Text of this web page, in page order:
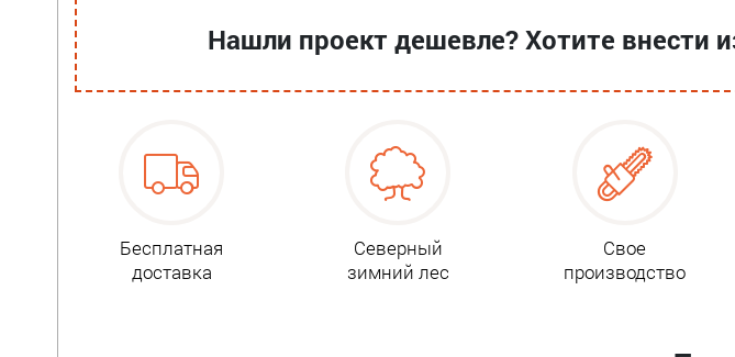
Нашли проект дешевле? Хотите внести
Бесплатная
доставка
Северный
зимний лес
Свое
производство